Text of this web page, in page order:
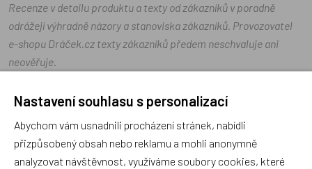
Recenze v detailu produktu a texty od zákazníků v poradně
odrážejí výhradně názory a stanoviska zákazníků. Provozovatel
e-shopu Dráček.cz texty zákazníků předem neschvaluje ani
neověřuje.
Zatím zde nejsou žádné dotazy. Buďte první, kdo se zeptá!
Nastavení souhlasu s personalizací
Abychom vám usnadnili procházení stránek, nabídli
přizpůsobený obsah nebo reklamu a mohli anonymně
analyzovat návštěvnost, využíváme soubory cookies, které